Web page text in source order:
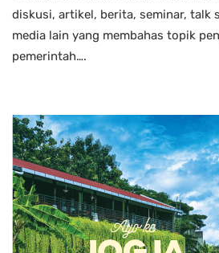
diskusi, artikel, berita, seminar, talk
media lain yang membahas topik
pemerintah….